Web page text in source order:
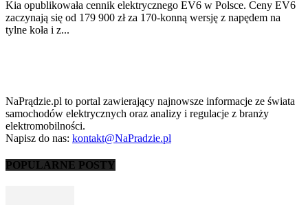
Kia opublikowała cennik elektrycznego EV6 w Polsce. Ceny EV6
zaczynają się od 179 900 zł za 170-konną wersję z napędem na
tylne koła i z...
NaPrądzie.pl to portal zawierający najnowsze informacje ze świata
samochodów elektrycznych oraz analizy i regulacje z branży
elektromobilności.
Napisz do nas: kontakt@NaPradzie.pl
POPULARNE POSTY